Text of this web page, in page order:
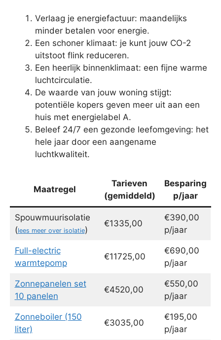
Verlaag je energiefactuur: maandelijks
minder betalen voor energie.
Een schoner klimaat: je kunt jouw CO-2
uitstoot flink reduceren.
Een heerlijk binnenklimaat: een fijne warme
luchtcirculatie.
De waarde van jouw woning stijgt:
potentiële kopers geven meer uit aan een
huis met energielabel A.
Beleef 24/7 een gezonde leefomgeving: het
hele jaar door een aangename
luchtkwaliteit.
Maatregel
Tarieven
(gemiddeld)
Besparing
p/jaar
Spouwmuurisolatie
(lees meer over isolatie)
€1335,00
€390,00
p/jaar
Full-electric
warmtepomp
€11725,00
€690,00
p/jaar
Zonnepanelen set
10 panelen
€4520,00
€550,00
p/jaar
Zonneboiler (150
liter)
€3035,00
€195,00
p/jaar